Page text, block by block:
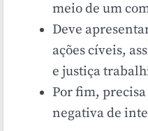
meio de um
Deve
ações cíveis,
e justiça
Por fim,
negativa de